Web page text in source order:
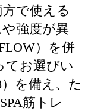
で使える
強度が異
）を併
てお選びい
を備え、た
筋トレ